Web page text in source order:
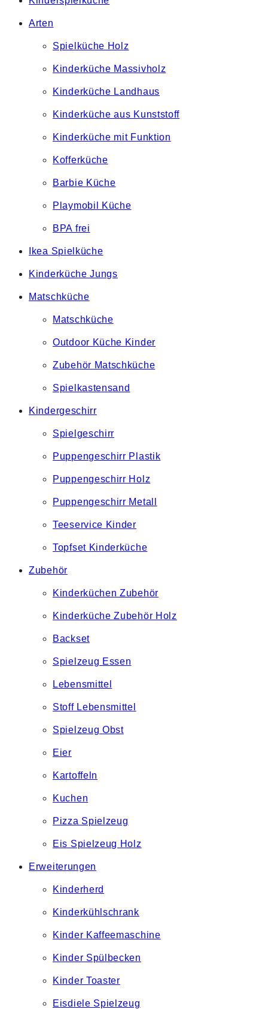
Arten
Spielküche Holz
Kinderküche Massivholz
Kinderküche Landhaus
Kinderküche aus Kunststoff
Kinderküche mit Funktion
Kofferküche
Barbie Küche
Playmobil Küche
BPA frei
Ikea Spielküche
Kinderküche Jungs
Matschküche
Matschküche
Outdoor Küche Kinder
Zubehör Matschküche
Spielkastensand
Kindergeschirr
Spielgeschirr
Puppengeschirr Plastik
Puppengeschirr Holz
Puppengeschirr Metall
Teeservice Kinder
Topfset Kinderküche
Zubehör
Kinderküchen Zubehör
Kinderküche Zubehör Holz
Backset
Spielzeug Essen
Lebensmittel
Stoff Lebensmittel
Spielzeug Obst
Eier
Kartoffeln
Kuchen
Pizza Spielzeug
Eis Spielzeug Holz
Erweiterungen
Kinderherd
Kinderkühlschrank
Kinder Kaffeemaschine
Kinder Spülbecken
Kinder Toaster
Eisdiele Spielzeug